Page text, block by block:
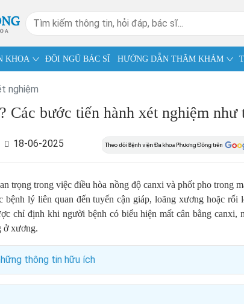
KHOA ĐỘI NGŨ BÁC SĨ HƯỚNG DẪN THĂM KHÁM
nghiệm
Các bước tiến hành xét nghiệm như
18-06-2025
trọng trong việc điều hòa nồng độ canxi và phốt pho trong
bệnh lý liên quan đến tuyến cận giáp, loãng xương hoặc rối
chỉ định khi người bệnh có biểu hiện mất cân bằng canxi,
ở xương.
thông tin hữu ích